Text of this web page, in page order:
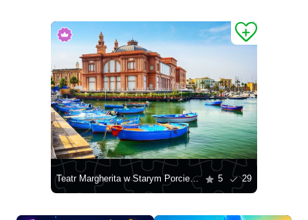
Teatr Margherita w Starym Porcie Bari 5 29